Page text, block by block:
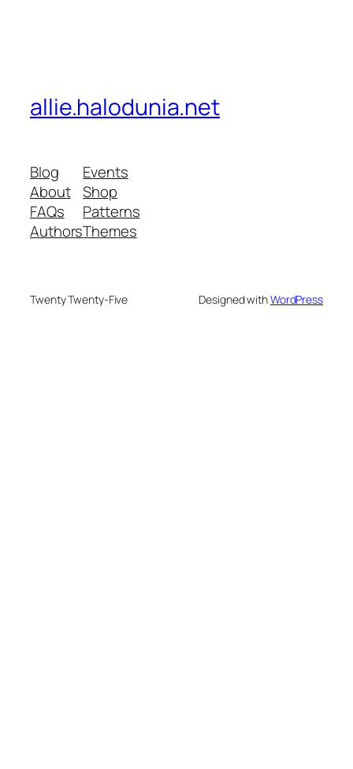
allie.halodunia.net
Blog
About
FAQs
Authors
Events
Shop
Patterns
Themes
Twenty Twenty-Five Designed withWordPress